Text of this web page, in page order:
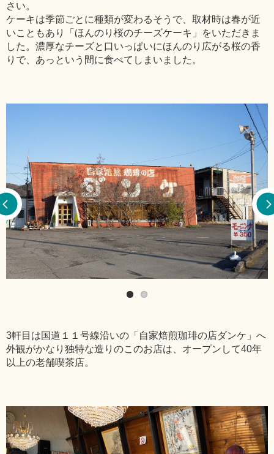
さい。
ケーキは季節ごとに種類が変わるそうで、取材時は春が近
いこともあり「ほんのり桜のチーズケーキ」をいただきま
した。濃厚なチーズと口いっぱいにほんのり広がる桜の香
りで、あっという間に食べてしまいました。
3軒目は国道１１号線沿いの「自家焙煎珈琲の店ダンケ」へ
外観がかなり独特な造りのこのお店は、オープンして40年
以上の老舗喫茶店。